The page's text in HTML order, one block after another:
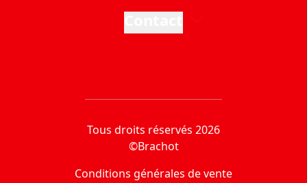
Tous droits réservés 2026
©Brachot
Conditions générales de vente